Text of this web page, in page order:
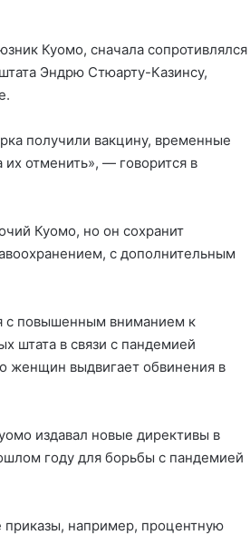
Куомо, сначала сопротивлялся
Эндрю Стюарту-Казинсу,
получили вакцину, временные
отменить», — говорится в
Куомо, но он сохранит
с дополнительным
с повышенным вниманием к
штата в связи с пандемией
женщин выдвигает обвинения в
издавал новые директивы в
году для борьбы с пандемией
например, процентную